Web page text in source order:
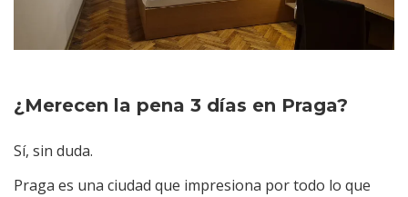
¿Merecen la pena 3 días en Praga?
Sí, sin duda.
Praga es una ciudad que impresiona por todo lo que